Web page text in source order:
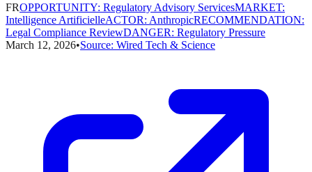
FROPPORTUNITY: Regulatory Advisory ServicesMARKET:
Intelligence ArtificielleACTOR: AnthropicRECOMMENDATION:
Legal Compliance ReviewDANGER: Regulatory Pressure
March 12, 2026•Source: Wired Tech & Science